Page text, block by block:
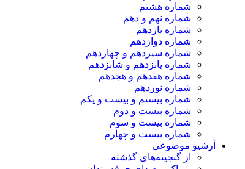
شماره هشتم
شماره نهم و دهم
شماره یازدهم
شماره دوازدهم
شماره سیزدهم و چهاردهم
شماره پانزدهم و شانزدهم
شماره هفدهم و هجدهم
شماره نوزدهم
شماره بیستم و بیست و یکم
شماره بیست و دوم
شماره بیست و سوم
شماره بیست و چهارم
آرشیو موضوعی
از گنجینه‌های گذشته